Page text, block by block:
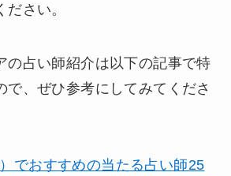
さい。
の占い師紹介は以下の記事で特
で、ぜひ参考にしてみてくださ
でおすすめの当たる占い師25